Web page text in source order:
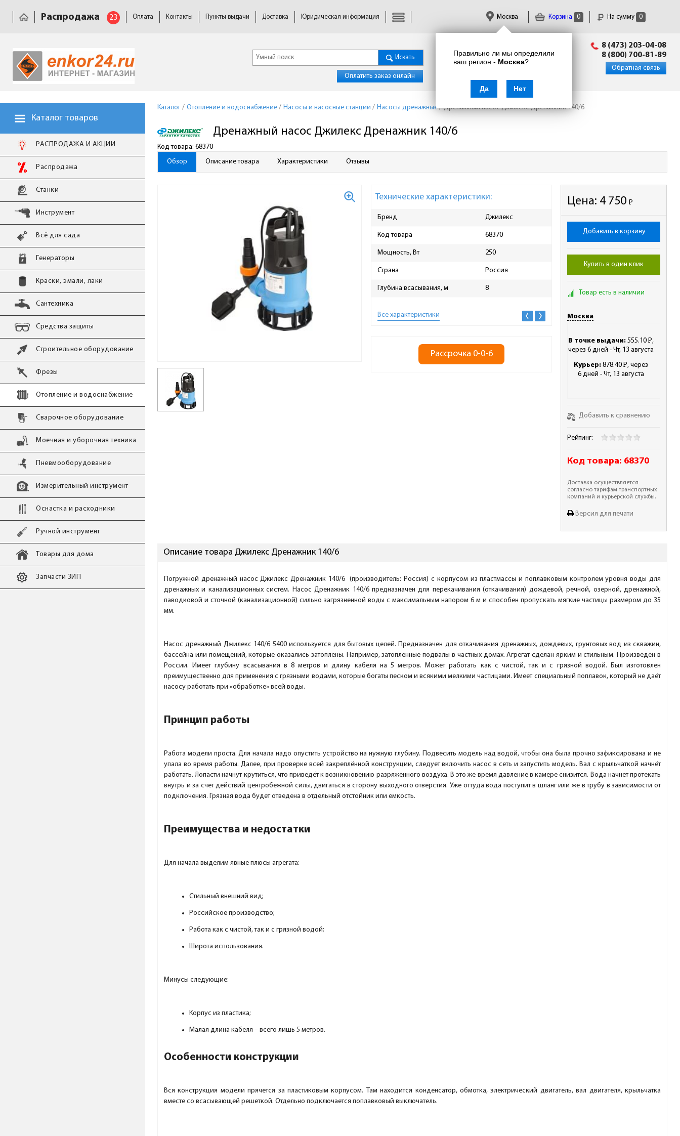
Корзина 0 На сумму 0
Правильно ли мы определили
ваш регион - Москва?
Да Нет
Москва
Распродажа 23 Оплата Контакты Пункты выдачи Доставка Юридическая информация
Искать
Оплатить заказ онлайн
info@enkor24.ru
8 (473) 203-04-08
8 (800) 700-81-89
Обратная связь
Каталог товаров
РАСПРОДАЖА И АКЦИИ
Распродажа
Станки
Инструмент
Всё для сада
Генераторы
Краски, эмали, лаки
Сантехника
Средства защиты
Строительное оборудование
Фрезы
Отопление и водоснабжение
Сварочное оборудование
Моечная и уборочная техника
Пневмооборудование
Измерительный инструмент
Оснастка и расходники
Ручной инструмент
Товары для дома
Запчасти ЗИП
Каталог / Отопление и водоснабжение / Насосы и насосные станции / Насосы дренажные/ Дренажный насос Джилекс Дренажник 140/6
Код товара: 68370
Дренажный насос Джилекс Дренажник 140/6
Обзор Описание товара Характеристики Отзывы
Технические характеристики:
Бренд Джилекс
Код товара 68370
Мощность, Вт 250
Страна Россия
Глубина всасывания, м 8
Качество воды, л
Максимальная температура
перекачиваемой воды, С°
Максимальный расход, м3/ч
Все характеристики
Рассрочка 0-0-6
Цена: 4 750Р
-
Добавить в корзину
Купить в один клик
Товар есть в наличии
Москва
В точке выдачи: 555.10 Р
- ,
через 6 дней - Чт, 13 августа
Курьер: 878.40 Р
- , через
6 дней - Чт, 13 августа
Добавить к сравнению
Рейтинг:
Код товара: 68370
Доставка осуществляется
согласно тарифам транспортных
компаний и курьерской службы.
Версия для печати
Описание товара Джилекс Дренажник 140/6
Погружной дренажный насос Джилекс Дренажник 140/6 (производитель: Россия) с корпусом из пластмассы и поплавковым контролем уровня воды для
дренажных и канализационных систем. Насос Дренажник 140/6 предназначен для перекачивания (откачивания) дождевой, речной, озерной, дренажной,
паводковой и сточной (канализационной) сильно загрязненной воды с максимальным напором 6 м и способен пропускать мягкие частицы размером до 35
мм.
Насос дренажный Джилекс 140/6 5400 используется для бытовых целей. Предназначен для откачивания дренажных, дождевых, грунтовых вод из скважин,
бассейна или помещений, которые оказались затоплены. Например, затопленные подвалы в частных домах. Агрегат сделан ярким и стильным. Произведён в
России. Имеет глубину всасывания в 8 метров и длину кабеля на 5 метров. Может работать как с чистой, так и с грязной водой. Был изготовлен
преимущественно для применения с грязными водами, которые богаты песком и всякими мелкими частицами. Имеет специальный поплавок, который не даёт
насосу работать при «обработке» всей воды.
Принцип работы
Работа модели проста. Для начала надо опустить устройство на нужную глубину. Подвесить модель над водой, чтобы она была прочно зафиксирована и не
упала во время работы. Далее, при проверке всей закреплённой конструкции, следует включить насос в сеть и запустить модель. Вал с крыльчаткой начнёт
работать. Лопасти начнут крутиться, что приведёт к возникновению разряженного воздуха. В это же время давление в камере снизится. Вода начнет протекать
внутрь и за счет действий центробежной силы, двигаться в сторону выходного отверстия. Уже оттуда вода поступит в шланг или же в трубу в зависимости от
подключения. Грязная вода будет отведена в отдельный отстойник или емкость.
Преимущества и недостатки
Для начала выделим явные плюсы агрегата:
Стильный внешний вид;
Российское производство;
Работа как с чистой, так и с грязной водой;
Широта использования.
Минусы следующие:
Корпус из пластика;
Малая длина кабеля – всего лишь 5 метров.
Особенности конструкции
Вся конструкция модели прячется за пластиковым корпусом. Там находится конденсатор, обмотка, электрический двигатель, вал двигателя, крыльчатка
вместе со всасывающей решеткой. Отдельно подключается поплавковый выключатель.